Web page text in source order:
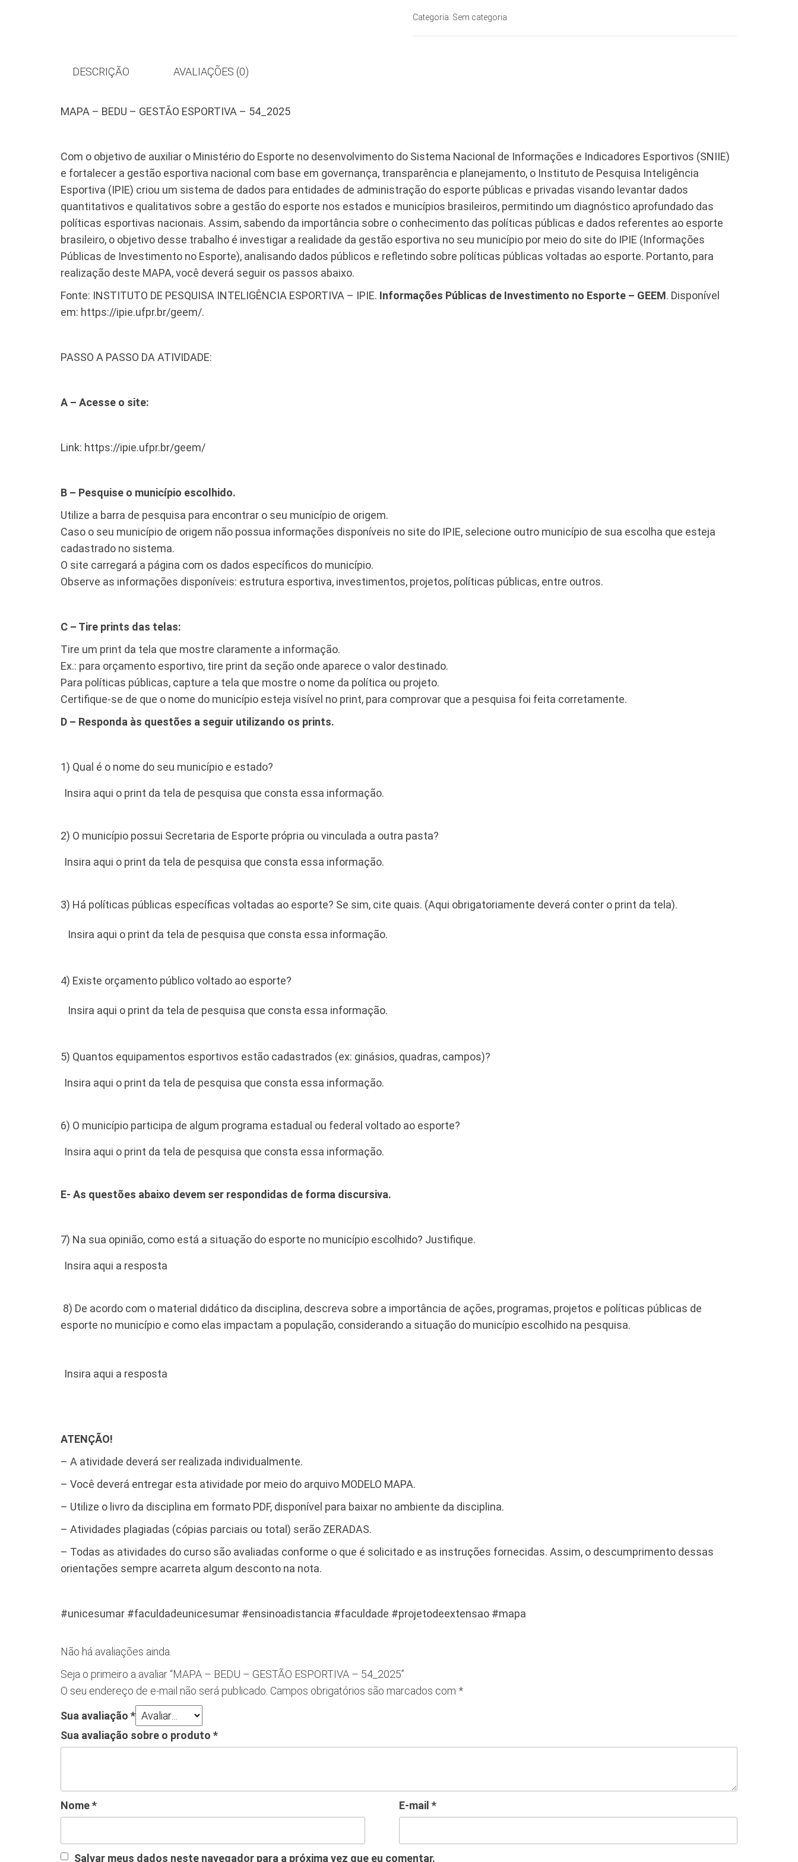
Categoria: Sem categoria
DESCRIÇÃO AVALIAÇÕES (0)
MAPA – BEDU – GESTÃO ESPORTIVA – 54_2025
Com o objetivo de auxiliar o Ministério do Esporte no desenvolvimento do Sistema Nacional de Informações e Indicadores Esportivos (SNIIE)
e fortalecer a gestão esportiva nacional com base em governança, transparência e planejamento, o Instituto de Pesquisa Inteligência
Esportiva (IPIE) criou um sistema de dados para entidades de administração do esporte públicas e privadas visando levantar dados
quantitativos e qualitativos sobre a gestão do esporte nos estados e municípios brasileiros, permitindo um diagnóstico aprofundado das
políticas esportivas nacionais. Assim, sabendo da importância sobre o conhecimento das políticas públicas e dados referentes ao esporte
brasileiro, o objetivo desse trabalho é investigar a realidade da gestão esportiva no seu município por meio do site do IPIE (Informações
Públicas de Investimento no Esporte), analisando dados públicos e refletindo sobre políticas públicas voltadas ao esporte. Portanto, para
realização deste MAPA, você deverá seguir os passos abaixo.
Fonte: ​INSTITUTO DE PESQUISA INTELIGÊNCIA ESPORTIVA – IPIE. Informações Públicas de Investimento no Esporte – GEEM. Disponível
em: https://ipie.ufpr.br/geem/.
PASSO A PASSO DA ATIVIDADE:
A – Acesse o site:
Link: https://ipie.ufpr.br/geem/
B – Pesquise o município escolhido.
Utilize a barra de pesquisa para encontrar o seu município de origem.
Caso o seu município de origem não possua informações disponíveis no site do IPIE, selecione outro município de sua escolha que esteja
cadastrado no sistema.
​O site carregará a página com os dados específicos do município.
Observe as informações disponíveis: estrutura esportiva, investimentos, projetos, políticas públicas, entre outros.
C – Tire prints das telas:
Tire um print da tela que mostre claramente a informação.
Ex.: para orçamento esportivo, tire print da seção onde aparece o valor destinado.
Para políticas públicas, capture a tela que mostre o nome da política ou projeto.
Certifique-se de que o nome do município esteja visível no print, para comprovar que a pesquisa foi feita corretamente.
D – Responda às questões a seguir utilizando os prints.
1) Qual é o nome do seu município e estado?
Insira aqui o print da tela de pesquisa que consta essa informação.
2) O município possui Secretaria de Esporte própria ou vinculada a outra pasta?
Insira aqui o print da tela de pesquisa que consta essa informação.
3) Há políticas públicas específicas voltadas ao esporte? Se sim, cite quais. (Aqui obrigatoriamente deverá conter o print da tela).
Insira aqui o print da tela de pesquisa que consta essa informação.
4) Existe orçamento público voltado ao esporte?
Insira aqui o print da tela de pesquisa que consta essa informação.
5) Quantos equipamentos esportivos estão cadastrados (ex: ginásios, quadras, campos)?
Insira aqui o print da tela de pesquisa que consta essa informação.
6) O município participa de algum programa estadual ou federal voltado ao esporte?
Insira aqui o print da tela de pesquisa que consta essa informação.
E- As questões abaixo devem ser respondidas de forma discursiva.
7) Na sua opinião, como está a situação do esporte no município escolhido? Justifique.
Insira aqui a resposta
8) De acordo com o material didático da disciplina, descreva sobre a importância de ações, programas, projetos e políticas públicas de
esporte no município e como elas impactam a população, considerando a situação do município escolhido na pesquisa.
Insira aqui a resposta
​ATENÇÃO!
– A atividade deverá ser realizada individualmente.
– Você deverá entregar esta atividade por meio do arquivo MODELO MAPA.
– Utilize o livro da disciplina em formato PDF, disponível para baixar no ambiente da disciplina.
– Atividades plagiadas (cópias parciais ou total) serão ZERADAS.
– Todas as atividades do curso são avaliadas conforme o que é solicitado e as instruções fornecidas. Assim, o descumprimento dessas
orientações sempre acarreta algum desconto na nota.
#unicesumar #faculdadeunicesumar #ensinoadistancia #faculdade #projetodeextensao #mapa
Não há avaliações ainda.
Seja o primeiro a avaliar “MAPA – BEDU – GESTÃO ESPORTIVA – 54_2025”
O seu endereço de e-mail não será publicado. Campos obrigatórios são marcados com *
Sua avaliação *
Sua avaliação sobre o produto *
Nome* E-mail *
Salvar meus dados neste navegador para a próxima vez que eu comentar.